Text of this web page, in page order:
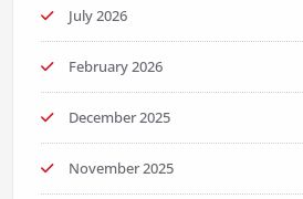
July 2026
February 2026
December 2025
November 2025